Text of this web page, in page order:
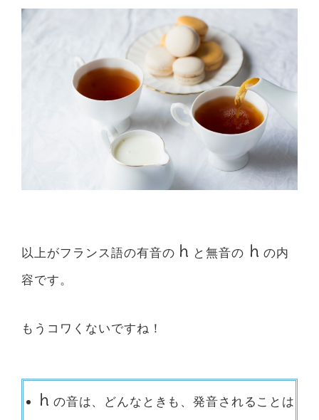
以上がフランス語の有音の h と無音の h の内
容です。
もうコワくないですね！
h の音は、どんなときも、発音されることは